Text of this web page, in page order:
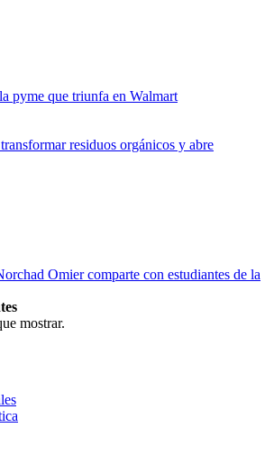
pyme que triunfa en Walmart
residuos orgánicos y abre
Omier comparte con estudiantes de la
mostrar.